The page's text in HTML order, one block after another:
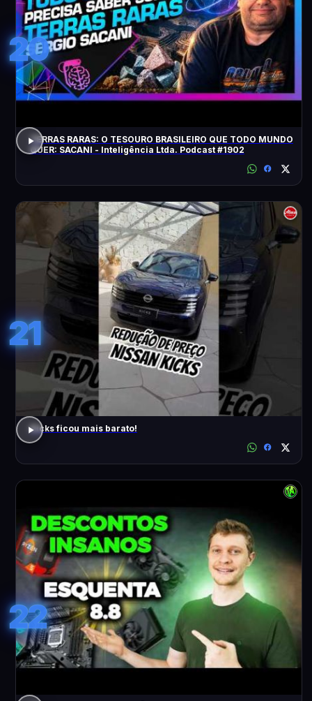
20
TERRAS RARAS: O TESOURO BRASILEIRO QUE TODO MUNDO
QUER: SACANI - Inteligência Ltda. Podcast #1902
21
Kicks ficou mais barato!
22